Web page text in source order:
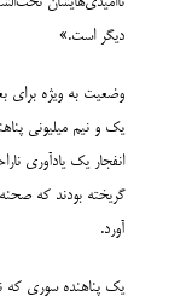
دیگر است.»
وضعیت به ویژه برای
یک و نیم میلیونی
انفجار یک یادآوری
گریخته بودند که
آورد.
یک پناهنده سوری که